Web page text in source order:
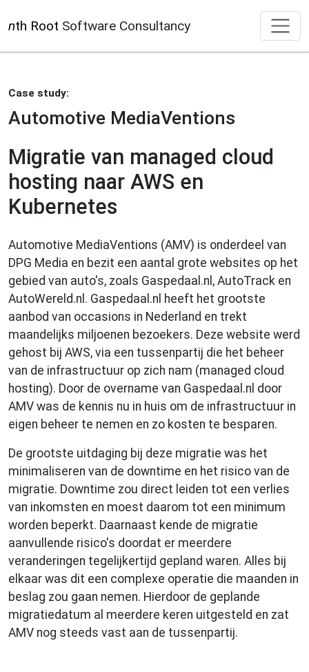
nth Root Software Consultancy
Case study:
Automotive MediaVentions
Migratie van managed cloud
hosting naar AWS en
Kubernetes
Automotive MediaVentions (AMV) is onderdeel van
DPG Media en bezit een aantal grote websites op het
gebied van auto's, zoals Gaspedaal.nl, AutoTrack en
AutoWereld.nl. Gaspedaal.nl heeft het grootste
aanbod van occasions in Nederland en trekt
maandelijks miljoenen bezoekers. Deze website werd
gehost bij AWS, via een tussenpartij die het beheer
van de infrastructuur op zich nam (managed cloud
hosting). Door de overname van Gaspedaal.nl door
AMV was de kennis nu in huis om de infrastructuur in
eigen beheer te nemen en zo kosten te besparen.
De grootste uitdaging bij deze migratie was het
minimaliseren van de downtime en het risico van de
migratie. Downtime zou direct leiden tot een verlies
van inkomsten en moest daarom tot een minimum
worden beperkt. Daarnaast kende de migratie
aanvullende risico's doordat er meerdere
veranderingen tegelijkertijd gepland waren. Alles bij
elkaar was dit een complexe operatie die maanden in
beslag zou gaan nemen. Hierdoor de geplande
migratiedatum al meerdere keren uitgesteld en zat
AMV nog steeds vast aan de tussenpartij.